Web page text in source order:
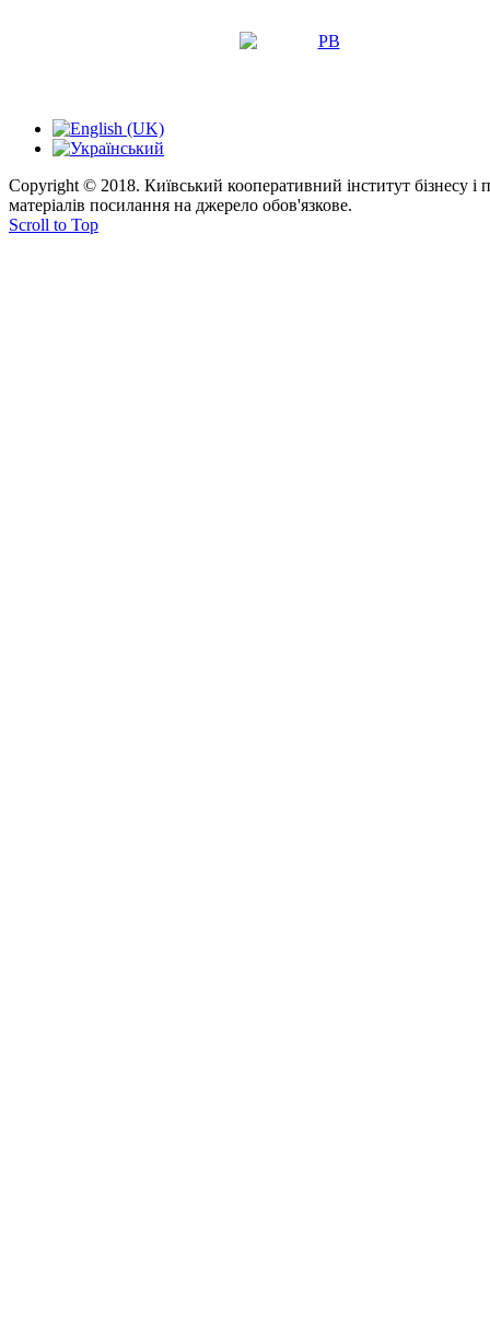
Copyright © 2018. Київський кооперативний інститут бізнесу
матеріалів посилання на джерело обов'язкове.
Scroll to Top